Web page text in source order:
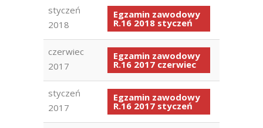
styczeń
2018
Egzamin zawodowy
R.16 2018 styczeń
czerwiec
2017
Egzamin zawodowy
R.16 2017 czerwiec
styczeń
2017
Egzamin zawodowy
R.16 2017 styczeń